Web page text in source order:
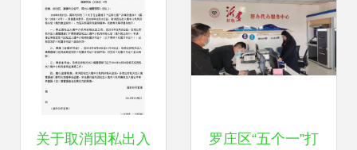
关于取消因私出入 罗庄区“五个一”打